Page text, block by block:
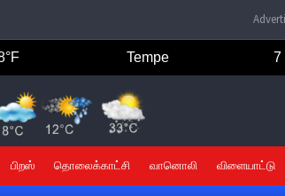
Tempe 7 ஆக
பிறஸ் தொலைக்காட்சி வானொலி விளையாட்டு